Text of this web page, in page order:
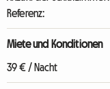
Referenz:
Miete und Konditionen
39 € / Nacht